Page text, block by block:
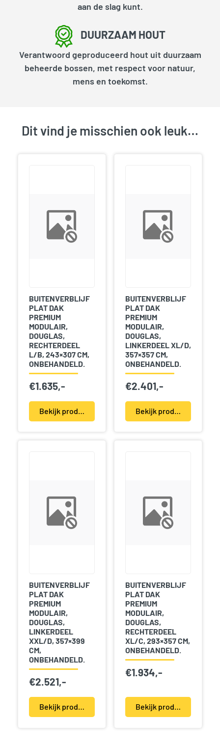
aan de slag kunt.
DUURZAAM HOUT
Verantwoord geproduceerd hout uit duurzaam
beheerde bossen, met respect voor natuur,
mens en toekomst.
Dit vind je misschien ook leuk…
BUITENVERBLIJF
PLAT DAK
PREMIUM
MODULAIR,
DOUGLAS,
RECHTERDEEL
L/B, 243×307 CM,
ONBEHANDELD.
€1.635,-
Bekijk product(en)
BUITENVERBLIJF
PLAT DAK
PREMIUM
MODULAIR,
DOUGLAS,
LINKERDEEL XL/D,
357×357 CM,
ONBEHANDELD.
€2.401,-
Bekijk product(en)
BUITENVERBLIJF
PLAT DAK
PREMIUM
MODULAIR,
DOUGLAS,
LINKERDEEL
XXL/D, 357×399
CM,
ONBEHANDELD.
€2.521,-
Bekijk product(en)
BUITENVERBLIJF
PLAT DAK
PREMIUM
MODULAIR,
DOUGLAS,
RECHTERDEEL
XL/C, 293×357 CM,
ONBEHANDELD.
€1.934,-
Bekijk product(en)